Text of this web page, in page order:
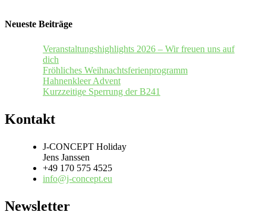
Neueste Beiträge
Veranstaltungshighlights 2026 – Wir freuen uns auf
dich
Fröhliches Weihnachtsferienprogramm
Hahnenkleer Advent
Kurzzeitige Sperrung der B241
Kontakt
J-CONCEPT Holiday
Jens Janssen
+49 170 575 4525
info@j-concept.eu
Newsletter